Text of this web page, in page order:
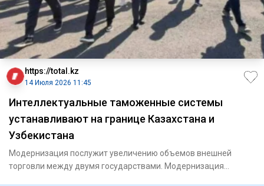
https://total.kz
14 Июля 2026 11:45
Интеллектуальные таможенные системы
устанавливают на границе Казахстана и
Узбекистана
Модернизация послужит увеличению объемов внешней
торговли между двумя государствами. Модернизация